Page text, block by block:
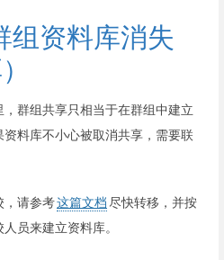
组资料库消失
群组共享只相当于在群组中建立
料库不小心被取消共享，需要联
，请参考这篇文档 尽快转移，并按
员来建立资料库。